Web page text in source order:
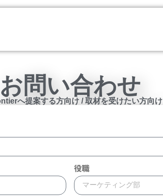
お問い合わせ
へ提案する方向け / 取材を受けたい方向け
役職